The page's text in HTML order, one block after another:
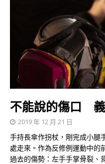
不能說的傷口
2019 年 12 月 21 日
手持長傘作拐杖，剛完成小腿
處走來。作為反修例運動中的
過去的傷勢：左手手掌骨裂、